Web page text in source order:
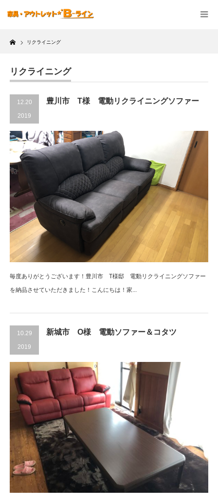
Home
リクライニング
リクライニング
12.20
2019
豊川市 T様 電動リクライニングソファー
毎度ありがとうございます！豊川市 T様邸 電動リクライニングソファー
を納品させていただきました！こんにちは！家...
10.29
2019
新城市 O様 電動ソファー＆コタツ